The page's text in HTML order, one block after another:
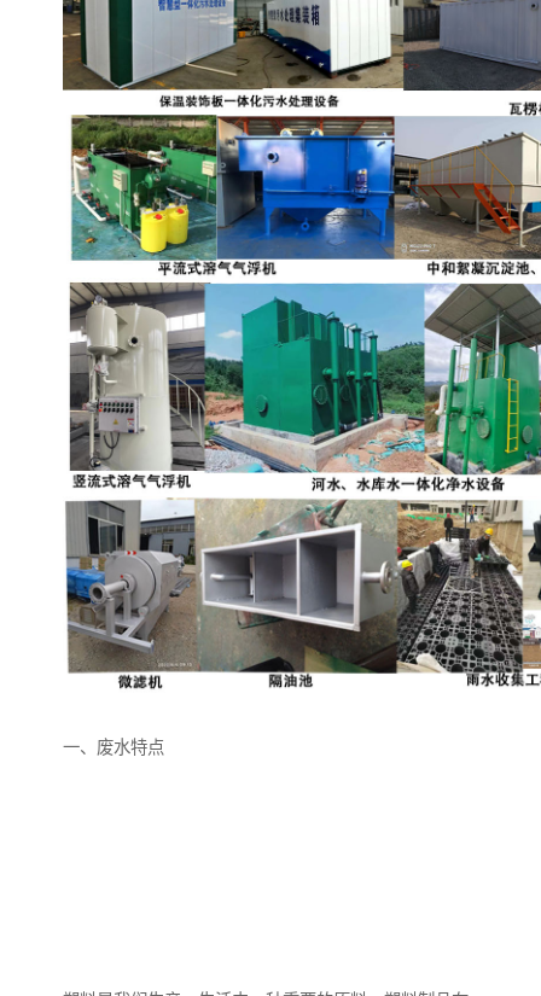
一、废水特点
印刷厂污水处理设备 二级生化污水处理设备
污水提升泵站 口腔科污水处理设备
A2O污水处理设备 乡村污水处理一体化设备
风景区生活污水处理一体 一体化污水处理设备
无动力一体化污水处理设 服务区一体化污水处理设
备
成套生活污水处理设备 小型污水处理设备
肉制品加工污水处理设备 农村一体化污水处理设备
金属配件洗涤污水处理设 小型一体化污水处理设备
微动力污水处理设备 集中式生活污水处理设备
接触式一体化污水处理设 化粪池一体化污水处理设
备
污水处理一体化设备 气浮机设备
淀粉污水处理设备 塑料污水处理设备
净水设备反渗透
熟食厂污水处理设备 美容院一体化污水处理设